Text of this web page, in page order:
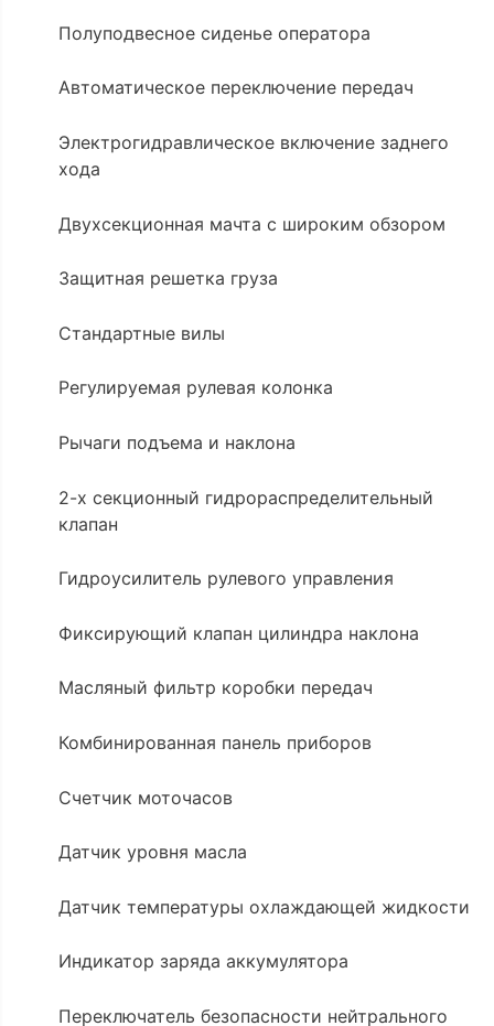
Полуподвесное сиденье оператора
Автоматическое переключение передач
Электрогидравлическое включение заднего
хода
Двухсекционная мачта с широким обзором
Защитная решетка груза
Стандартные вилы
Регулируемая рулевая колонка
Рычаги подъема и наклона
2-х секционный гидрораспределительный
клапан
Гидроусилитель рулевого управления
Фиксирующий клапан цилиндра наклона
Масляный фильтр коробки передач
Комбинированная панель приборов
Счетчик моточасов
Датчик уровня масла
Датчик температуры охлаждающей жидкости
Индикатор заряда аккумулятора
Переключатель безопасности нейтрального